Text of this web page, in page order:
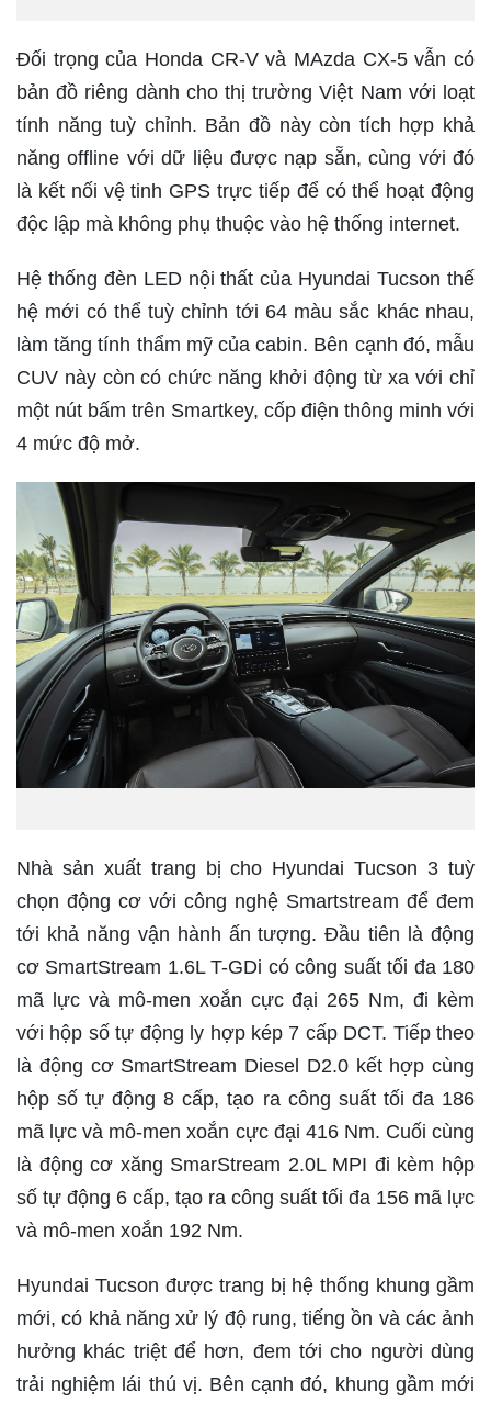
Đối trọng của Honda CR-V và MAzda CX-5 vẫn có
bản đồ riêng dành cho thị trường Việt Nam với loạt
tính năng tuỳ chỉnh. Bản đồ này còn tích hợp khả
năng offline với dữ liệu được nạp sẵn, cùng với đó
là kết nối vệ tinh GPS trực tiếp để có thể hoạt động
độc lập mà không phụ thuộc vào hệ thống internet.
Hệ thống đèn LED nội thất của Hyundai Tucson thế
hệ mới có thể tuỳ chỉnh tới 64 màu sắc khác nhau,
làm tăng tính thẩm mỹ của cabin. Bên cạnh đó, mẫu
CUV này còn có chức năng khởi động từ xa với chỉ
một nút bấm trên Smartkey, cốp điện thông minh với
4 mức độ mở.
Nhà sản xuất trang bị cho Hyundai Tucson 3 tuỳ
chọn động cơ với công nghệ Smartstream để đem
tới khả năng vận hành ấn tượng. Đầu tiên là động
cơ SmartStream 1.6L T-GDi có công suất tối đa 180
mã lực và mô-men xoắn cực đại 265 Nm, đi kèm
với hộp số tự động ly hợp kép 7 cấp DCT. Tiếp theo
là động cơ SmartStream Diesel D2.0 kết hợp cùng
hộp số tự động 8 cấp, tạo ra công suất tối đa 186
mã lực và mô-men xoắn cực đại 416 Nm. Cuối cùng
là động cơ xăng SmarStream 2.0L MPI đi kèm hộp
số tự động 6 cấp, tạo ra công suất tối đa 156 mã lực
và mô-men xoắn 192 Nm.
Hyundai Tucson được trang bị hệ thống khung gầm
mới, có khả năng xử lý độ rung, tiếng ồn và các ảnh
hưởng khác triệt để hơn, đem tới cho người dùng
trải nghiệm lái thú vị. Bên cạnh đó, khung gầm mới